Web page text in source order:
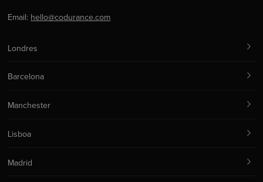
Email: hello@codurance.com
Londres
Barcelona
Manchester
Lisboa
Madrid